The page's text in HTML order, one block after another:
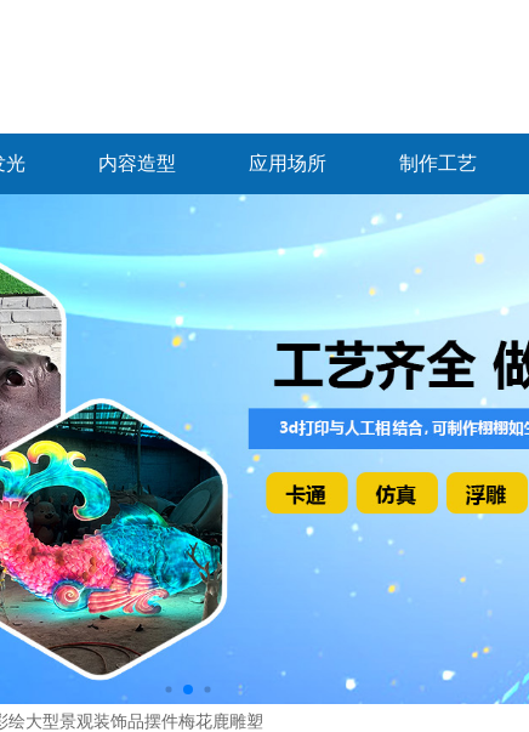
光 内容造型 应用场所 制作工艺
绘大型景观装饰品摆件梅花鹿雕塑